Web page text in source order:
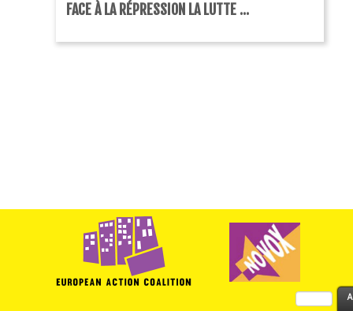
FACE À LA RÉPRESSION LA LUTTE ...
Rechercher :